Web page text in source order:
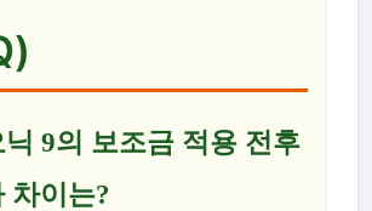
닉 9의 보조금 적용 전후
차이는?